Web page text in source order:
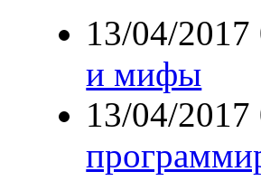
13/04/2017
и мифы
13/04/2017